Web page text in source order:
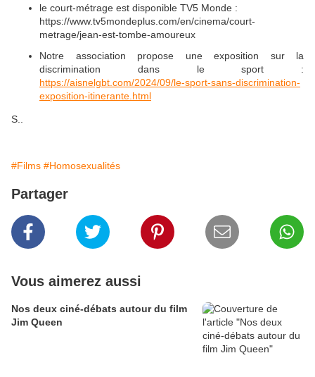
le court-métrage est disponible TV5 Monde :
https://www.tv5mondeplus.com/en/cinema/court-
metrage/jean-est-tombe-amoureux
Notre association propose une exposition sur la
discrimination dans le sport :
https://aisnelgbt.com/2024/09/le-sport-sans-discrimination-
exposition-itinerante.html
S..
#Films #Homosexualités
Partager
Vous aimerez aussi
Nos deux ciné-débats autour du film
Jim Queen